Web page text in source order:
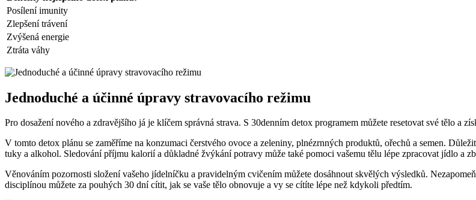
Posílení imunity
Zlepšení trávení
Zvýšená energie
Ztráta váhy
Jednoduché a účinné úpravy stravovacího režimu
Pro dosažení nového a zdravějšího já je klíčem správná strava. S 30denním detox programem můžete resetovat své tělo a
V tomto detox plánu se zaměříme na konzumaci čerstvého ovoce a zeleniny, plnézrnných produktů, ořechů a semen.
tuky a alkohol. Sledování příjmu kalorií a důkladné žvýkání potravy může také pomoci vašemu tělu lépe zpracovat jídlo a
Věnováním pozornosti složení vašeho jídelníčku a pravidelným cvičením můžete dosáhnout skvělých výsledků.
disciplínou můžete za pouhých 30 dní cítit, jak se vaše tělo obnovuje a vy se cítíte lépe než kdykoli předtím.